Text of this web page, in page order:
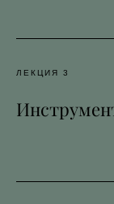
ЛЕКЦИЯ 3